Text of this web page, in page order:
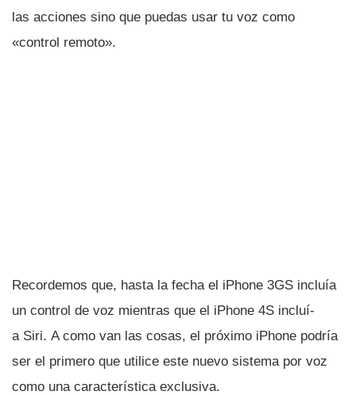
las acciones sino que puedas usar tu voz como
«control remoto».
Recordemos que, hasta la fecha el iPhone 3GS incluí­a
un control de voz mientras que el iPhone 4S incluí­
a Siri. A como van las cosas, el próximo iPhone podrí­a
ser el primero que utilice este nuevo sistema por voz
como una caracterí­stica exclusiva.